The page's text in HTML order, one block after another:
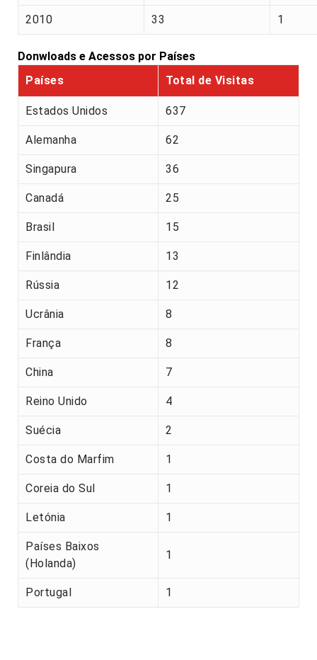
2010 33 1
Donwloads e Acessos por Países
Países
Total de Visitas
Estados Unidos 637
Alemanha 62
Singapura 36
Canadá 25
Brasil 15
Finlândia 13
Rússia 12
Ucrânia 8
França 8
China 7
Reino Unido 4
Suécia 2
Costa do Marfim 1
Coreia do Sul 1
Letónia 1
Países Baixos
(Holanda)
1
Portugal 1